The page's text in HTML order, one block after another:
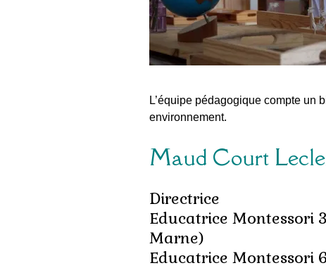
L’équipe pédagogique compte un
environnement.
Maud Court
Directrice
Educatrice Montessori
Marne)
Educatrice Montessori